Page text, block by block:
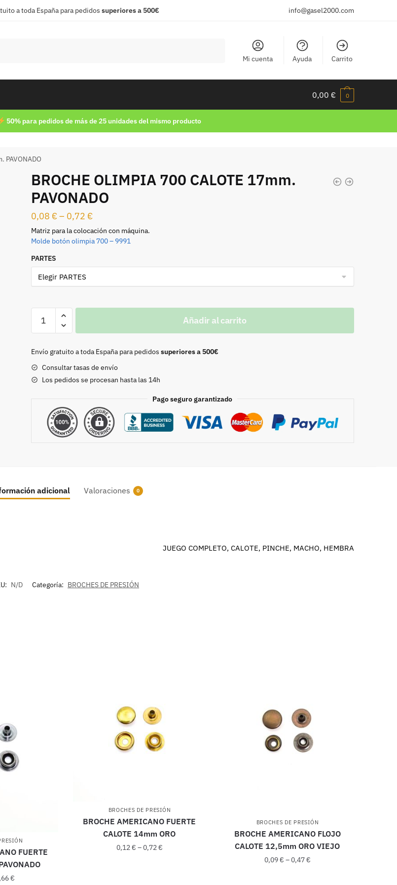
a toda España para pedidos superiores a 500€ info@gasel2000.com
Mi cuenta Ayuda Carrito
0,00 € 0
50% para pedidos de más de 25 unidades del mismo producto
PAVONADO
BROCHE OLIMPIA 700 CALOTE 17mm.
PAVONADO
0,08 €– 0,72 €
Matriz para la colocación con máquina.
Molde botón olimpia 700 – 9991
PARTES
OLIMPIA
CALOTE
17mm.
PAVONADO
cantidad
Añadir al carrito
Envío gratuito a toda España para pedidos superiores a 500€
Consultar tasas de envío
Los pedidos se procesan hasta las 14h
Pago seguro garantizado
adicional Valoraciones 0
JUEGO COMPLETO, CALOTE, PINCHE, MACHO, HEMBRA
N/D Categoría: BROCHES DE PRESIÓN
FUERTE
€
BROCHES DE PRESIÓN
BROCHE AMERICANO FUERTE
CALOTE 14mm ORO
0,12€ –0,72€
BROCHES DE PRESIÓN
BROCHE AMERICANO FLOJO
CALOTE 12,5mm ORO VIEJO
0,09€ –0,47€